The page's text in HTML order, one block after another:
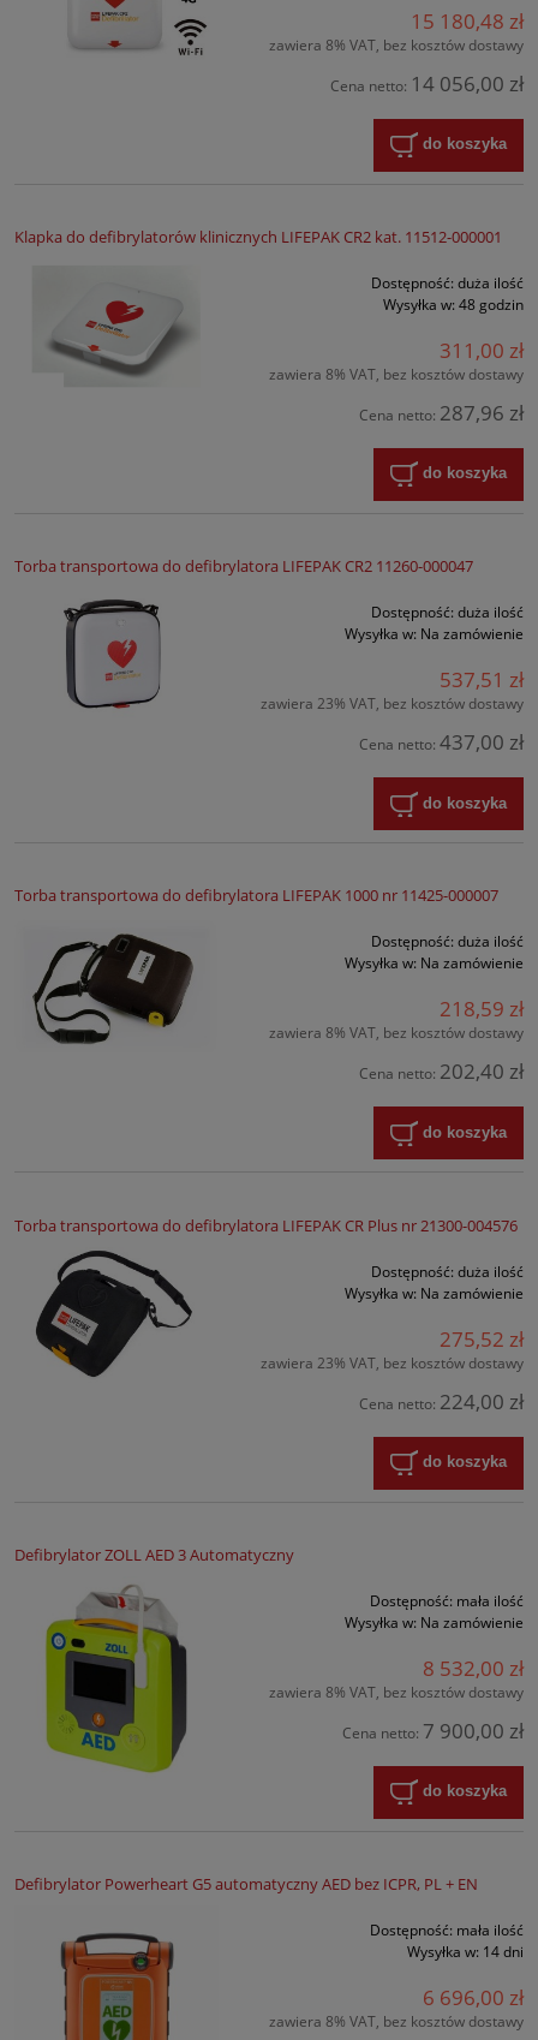
15 180,48 zł
zawiera 8% VAT, bez kosztów dostawy
Cena netto: 14 056,00 zł
do koszyka
Klapka do defibrylatorów klinicznych LIFEPAK CR2 kat. 11512-000001
Dostępność: duża ilość
Wysyłka w: 48 godzin
311,00 zł
zawiera 8% VAT, bez kosztów dostawy
Cena netto: 287,96 zł
do koszyka
Torba transportowa do defibrylatora LIFEPAK CR2 11260-000047
Dostępność: duża ilość
Wysyłka w: Na zamówienie
537,51 zł
zawiera 23% VAT, bez kosztów dostawy
Cena netto: 437,00 zł
do koszyka
Torba transportowa do defibrylatora LIFEPAK 1000 nr 11425-000007
Dostępność: duża ilość
Wysyłka w: Na zamówienie
218,59 zł
zawiera 8% VAT, bez kosztów dostawy
Cena netto: 202,40 zł
do koszyka
Torba transportowa do defibrylatora LIFEPAK CR Plus nr 21300-004576
Dostępność: duża ilość
Wysyłka w: Na zamówienie
275,52 zł
zawiera 23% VAT, bez kosztów dostawy
Cena netto: 224,00 zł
do koszyka
Defibrylator ZOLL AED 3 Automatyczny
Dostępność: mała ilość
Wysyłka w: Na zamówienie
8 532,00 zł
zawiera 8% VAT, bez kosztów dostawy
Cena netto: 7 900,00 zł
do koszyka
Defibrylator Powerheart G5 automatyczny AED bez ICPR, PL + EN
Dostępność: mała ilość
Wysyłka w: 14 dni
6 696,00 zł
zawiera 8% VAT, bez kosztów dostawy